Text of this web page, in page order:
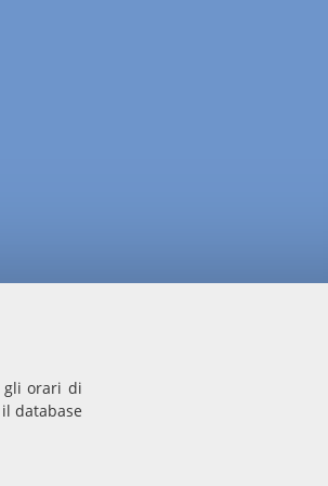
gli orari di
database